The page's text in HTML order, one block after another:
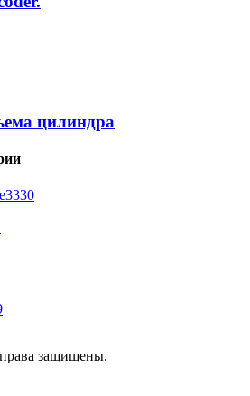
цилиндра
3330
защищены.